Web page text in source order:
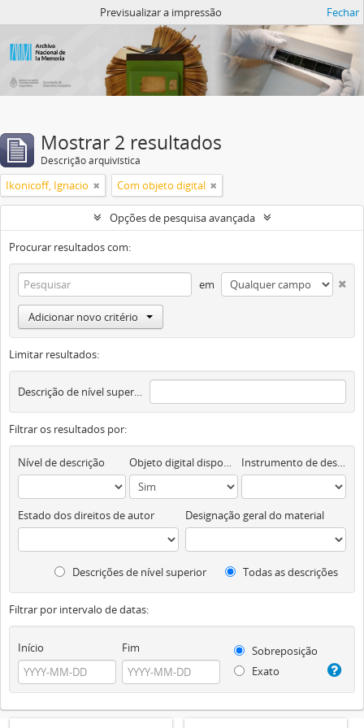
Previsualizar a impressão Fechar
Mostrar 2 resultados
Descrição arquivística
Ikonicoff, Ignacio Com objeto digital
Opções de pesquisa avançada
Procurar resultados com:
em
Adicionar novo critério
Limitar resultados:
Descrição de nível superior
Filtrar os resultados por:
Nível de descrição Objeto digital disponível Instrumento de descrição documental
Estado dos direitos de autor Designação geral do material
Descrições de nível superior Todas as descrições
Filtrar por intervalo de datas:
Início Fim
Sobreposição
Exato